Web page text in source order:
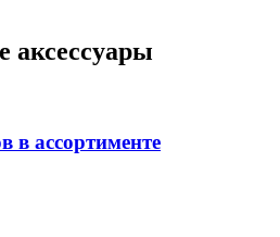
аксессуары
в ассортименте